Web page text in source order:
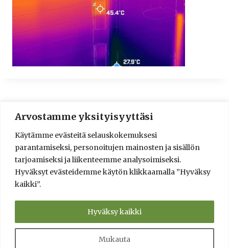
Arvostamme yksityisyyttäsi
Käytämme evästeitä selauskokemuksesi
parantamiseksi, personoitujen mainosten ja sisällön
tarjoamiseksi ja liikenteemme analysoimiseksi.
Hyväksyt evästeidemme käytön klikkaamalla ”Hyväksy
kaikki”.
Mukauta
Hyväksy kaikki
© 2016-2025 Lassi A. Liikkanen
info@saunologia.fi
Facebook
LinkedIn
Instagram
Brief in English
Yksityisyyden suoja ja toimitusehdot
Kysy!Tietolähteet